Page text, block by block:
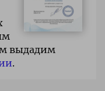
выдадим
.